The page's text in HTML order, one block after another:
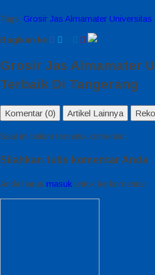
Tags: Grosir Jas Almamater Universitas
Bagikan ke
Grosir Jas Almamater
Terbaik Di Tangerang
Komentar (0) Artikel Lainnya
Saat ini belum tersedia komentar.
Silahkan tulis komentar Anda
Anda harus masuk untuk berkomentar.